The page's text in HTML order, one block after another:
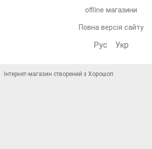
offline магазини
Повна версія сайту
Рус Укр
Інтернет-магазин створений з Хорошоп